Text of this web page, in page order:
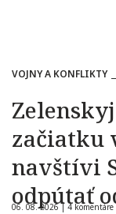
VOJNY A KONFLIKTY
začiatku
navštívi
odpútať
06. 08. 2026 | 4 komentáre